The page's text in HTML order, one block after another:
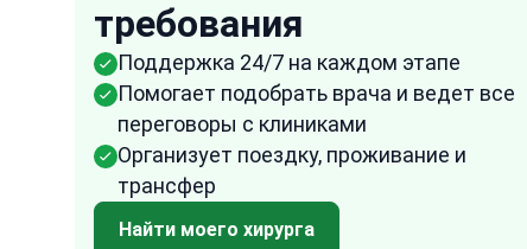
требования
Поддержка 24/7 на каждом этапе
Помогает подобрать врача и ведет все
переговоры с клиниками
Организует поездку, проживание и
трансфер
Найти моего хирурга
They were very speedy in their response to
any of my questions and the representative
from Bookimed followed up frequently to
ensure that all the arrangements were done
fast and effectively. I am quite impressed
with how easy it was to arrange everything
through them. It took the uncertainty and
difficulty out of the process.